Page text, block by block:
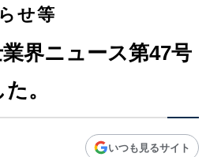
せ等
業界ニュース第47号
。
いつも見るサイト